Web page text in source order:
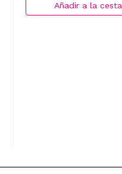
Añadir a la cesta